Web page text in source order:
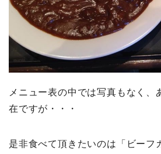
メニュー表の中では写真もなく、
在ですが・・・
是非食べて頂きたいのは「ビーフ